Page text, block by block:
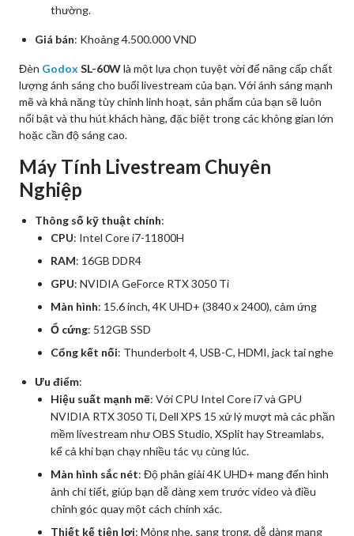
thường.
Giá bán: Khoảng 4.500.000 VND
Đèn Godox SL-60Wlà một lựa chọn tuyệt vời để nâng cấp chất
lượng ánh sáng cho buổi livestream của bạn. Với ánh sáng mạnh
mẽ và khả năng tùy chỉnh linh hoạt, sản phẩm của bạn sẽ luôn
nổi bật và thu hút khách hàng, đặc biệt trong các không gian lớn
hoặc cần độ sáng cao.
Máy Tính Livestream Chuyên
Nghiệp
Thông số kỹ thuật chính:
CPU: Intel Core i7-11800H
RAM: 16GB DDR4
GPU: NVIDIA GeForce RTX 3050 Ti
Màn hình: 15.6 inch, 4K UHD+ (3840 x 2400), cảm ứng
Ổ cứng: 512GB SSD
Cổng kết nối: Thunderbolt 4, USB-C, HDMI, jack tai nghe
Ưu điểm:
Hiệu suất mạnh mẽ: Với CPU Intel Core i7 và GPU
NVIDIA RTX 3050 Ti, Dell XPS 15 xử lý mượt mà các phần
mềm livestream như OBS Studio, XSplit hay Streamlabs,
kể cả khi bạn chạy nhiều tác vụ cùng lúc.
Màn hình sắc nét: Độ phân giải 4K UHD+ mang đến hình
ảnh chi tiết, giúp bạn dễ dàng xem trước video và điều
chỉnh góc quay một cách chính xác.
Thiết kế tiện lợi: Mỏng nhẹ, sang trọng, dễ dàng mang